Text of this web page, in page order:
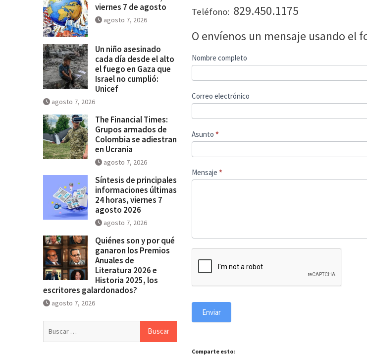
Teléfono: 829.450.1175
O envíenos un mensaje usando el
Contact
Us
Nombre completo
Correo electrónico
Asunto *
Mensaje *
Enviar
Comparte esto:
viernes 7 de agosto
agosto 7, 2026
Un niño asesinado
cada día desde el alto
el fuego en Gaza que
Israel no cumplió:
Unicef
agosto 7, 2026
The Financial Times:
Grupos armados de
Colombia se adiestran
en Ucrania
agosto 7, 2026
Síntesis de principales
informaciones últimas
24 horas, viernes 7
agosto 2026
agosto 7, 2026
Quiénes son y por qué
ganaron los Premios
Anuales de
Literatura 2026 e
Historia 2025, los
escritores galardonados?
agosto 7, 2026